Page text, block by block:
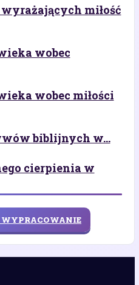
miłość
wobec
wobec miłości
biblijnych w...
cierpienia w